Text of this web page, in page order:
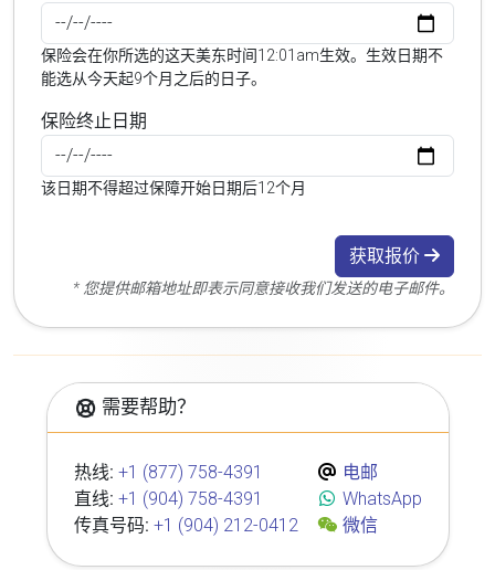
保险会在你所选的这天美东时间12:01am生效。生效日期不
能选从今天起9个月之后的日子。
保险终止日期
该日期不得超过保障开始日期后12个月
获取报价
* 您提供邮箱地址即表示同意接收我们发送的电子邮件。
需要帮助？
热线: +1 (877) 758-4391
直线: +1 (904) 758-4391
传真号码: +1 (904) 212-0412
电邮
WhatsApp
微信